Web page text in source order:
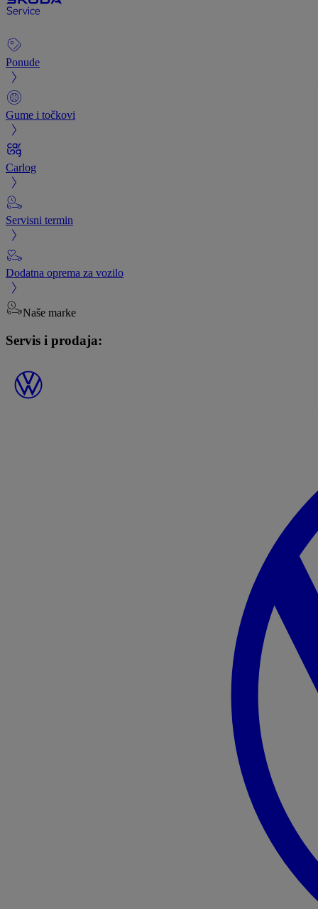
Ponude
Gume i točkovi
Carlog
Servisni termin
Dodatna oprema za vozilo
Naše marke
Servis i prodaja: